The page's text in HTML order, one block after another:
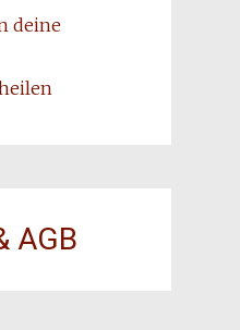
deine
AGB